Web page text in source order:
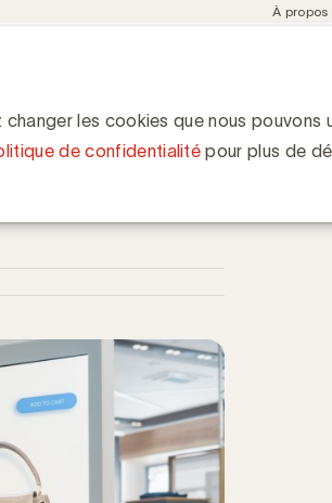
les cookies que nous pouvons
de confidentialité pour plus de
Meta
À propos
marketeurs